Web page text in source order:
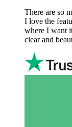
There are so
I love the
where I want
clear and